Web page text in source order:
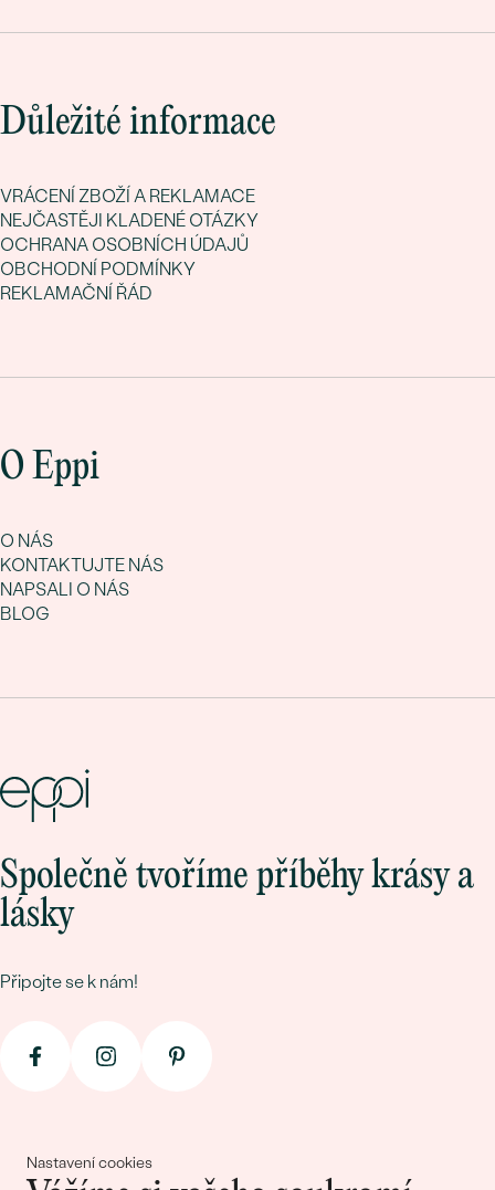
Nastavení cookies
Důležité informace
VRÁCENÍ ZBOŽÍ A REKLAMACE
NEJČASTĚJI KLADENÉ OTÁZKY
OCHRANA OSOBNÍCH ÚDAJŮ
OBCHODNÍ PODMÍNKY
REKLAMAČNÍ ŘÁD
O Eppi
O NÁS
KONTAKTUJTE NÁS
NAPSALI O NÁS
BLOG
Společně tvoříme příběhy krásy a
lásky
Připojte se k nám!